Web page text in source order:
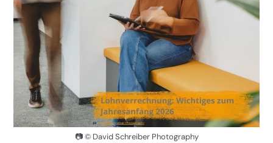
📷 © David Schreiber Photography